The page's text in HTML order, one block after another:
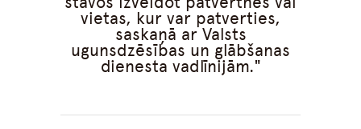
vietas, kur var patverties,
saskaņā ar Valsts
ugunsdzēsības un glābšanas
dienesta vadlīnijām.